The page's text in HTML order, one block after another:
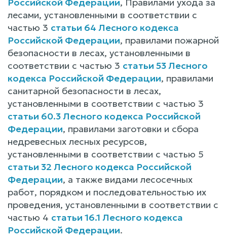
лесами, установленными в соответствии с
частью 3 статьи 64 Лесного кодекса
Российской Федерации, правилами пожарной
безопасности в лесах, установленными в
соответствии с частью 3 статьи 53 Лесного
кодекса Российской Федерации, правилами
санитарной безопасности в лесах,
установленными в соответствии с частью 3
статьи 60.3 Лесного кодекса Российской
Федерации, правилами заготовки и сбора
недревесных лесных ресурсов,
установленными в соответствии с частью 5
статьи 32 Лесного кодекса Российской
Федерации, а также видами лесосечных
работ, порядком и последовательностью их
проведения, установленными в соответствии с
частью 4 статьи 16.1 Лесного кодекса
Российской Федерации.